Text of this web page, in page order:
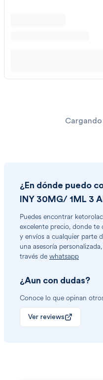
¿En dónde puedo
INY 30MG/ 1ML 3
Puedes encontrar
excelente precio, donde
y envíos a cualquier parte
una asesoría
través de whatsapp
¿Aun con dudas?
Conoce lo que opinan
Ver reviews